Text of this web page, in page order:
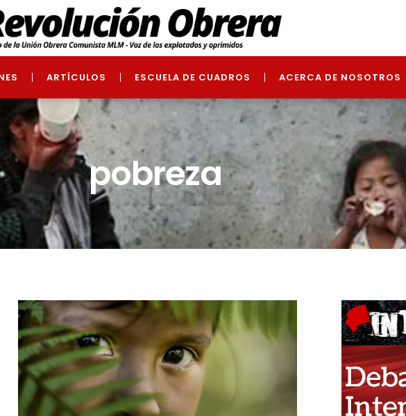
ARTÍCULOS ESCUELA DE CUADROS ACERCA DE NOSOTROS
pobreza